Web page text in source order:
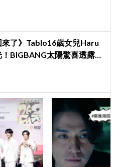
來了》Tablo16歲女兒Haru
BIGBANG太陽驚喜透露：